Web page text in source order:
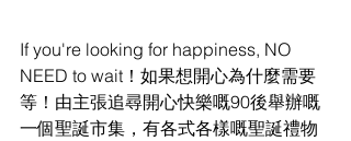
If you're looking for happiness, NO
NEED to wait！如果想開心為什麼需要
等！由主張追尋開心快樂嘅90後舉辦嘅
一個聖誕市集，有各式各樣嘅聖誕禮物